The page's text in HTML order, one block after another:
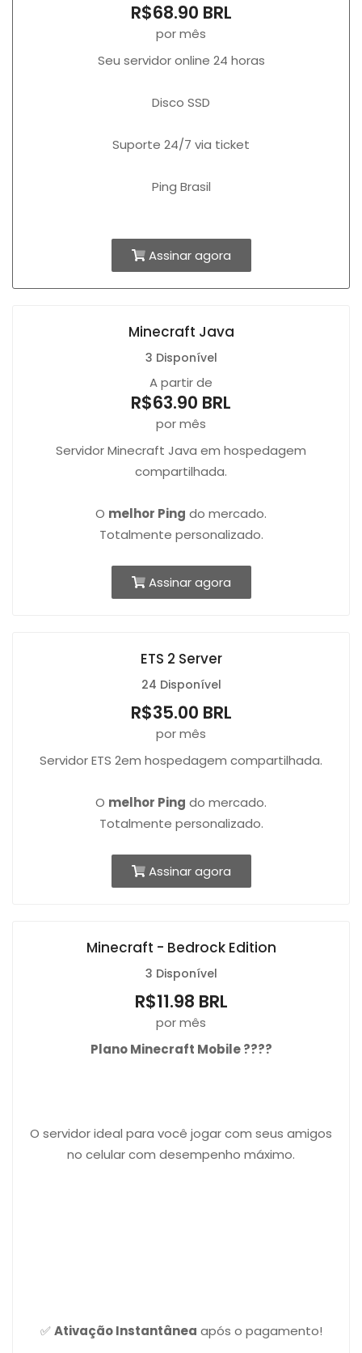
R$68.90 BRL
por mês
Seu servidor online 24 horas
Disco SSD
Suporte 24/7 via ticket
Ping Brasil
Assinar agora
Minecraft Java
3 Disponível
A partir de
R$63.90 BRL
por mês
Servidor Minecraft Java em hospedagem
compartilhada.
O melhor Ping do mercado.
Totalmente personalizado.
Assinar agora
ETS 2 Server
24 Disponível
R$35.00 BRL
por mês
Servidor ETS 2em hospedagem compartilhada.
O melhor Ping do mercado.
Totalmente personalizado.
Assinar agora
Minecraft - Bedrock Edition
3 Disponível
R$11.98 BRL
por mês
Plano Minecraft Mobile ????
O servidor ideal para você jogar com seus amigos
no celular com desempenho máximo.
✅Ativação Instantânea após o pagamento!